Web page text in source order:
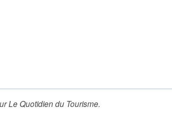
Le Quotidien du Tourisme.